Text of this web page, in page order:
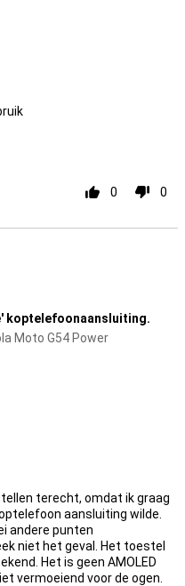
0 0
koptelefoonaansluiting.
Moto G54 Power
terecht, omdat ik graag
aansluiting wilde.
andere punten
niet het geval. Het toestel
Het is geen AMOLED
vermoeiend voor de ogen.